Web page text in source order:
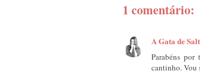
1 comentário:
A Gata de
Parabéns
cantinho. Vou